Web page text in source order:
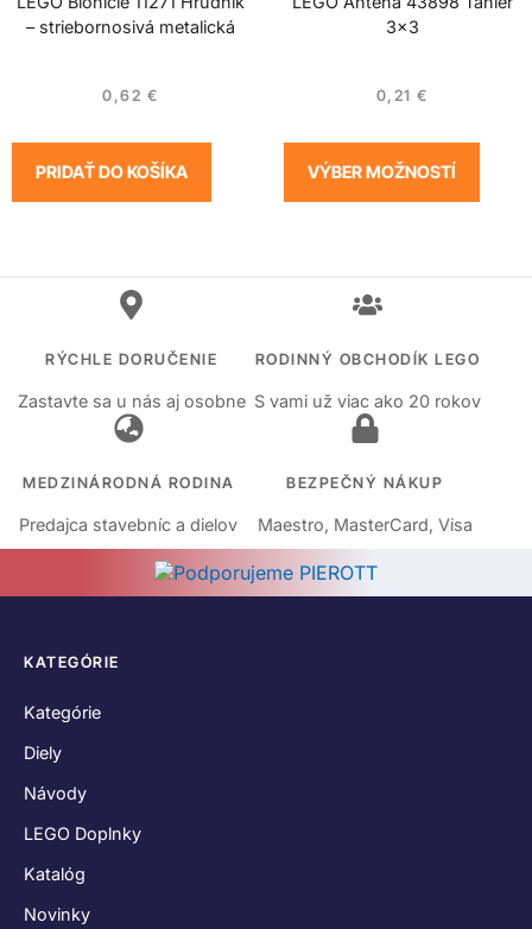
– striebornosivá metalická
0,62 €
PRIDAŤ DO KOŠÍKA
3×3
0,21 €
VÝBER MOŽNOSTÍ
RÝCHLE DORUČENIE
Zastavte sa u nás aj osobne
RODINNÝ OBCHODÍK LEGO
S vami už viac ako 20 rokov
MEDZINÁRODNÁ RODINA
Predajca stavebníc a dielov
BEZPEČNÝ NÁKUP
Maestro, MasterCard, Visa
KATEGÓRIE
Kategórie
Diely
Návody
LEGO Doplnky
Katalóg
Novinky